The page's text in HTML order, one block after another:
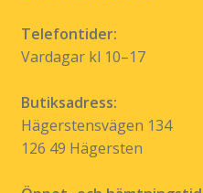
Telefontider:
Vardagar kl 10–17
Butiksadress:
Hägerstensvägen 134
126 49 Hägersten